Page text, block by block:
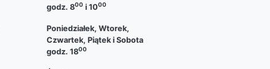
godz. 800 i 1000
Poniedziałek, Wtorek,
Czwartek, Piątek i Sobota
godz. 1800